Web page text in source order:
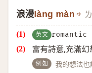
浪漫làng màn
英文 romantic
富有詩意,充滿幻
例如 我的想法